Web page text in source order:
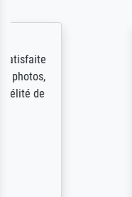
ik beoordeel
Door de
scrollen is
stoppen
Als er naar
gevraagd
werken van
maakt (bvb